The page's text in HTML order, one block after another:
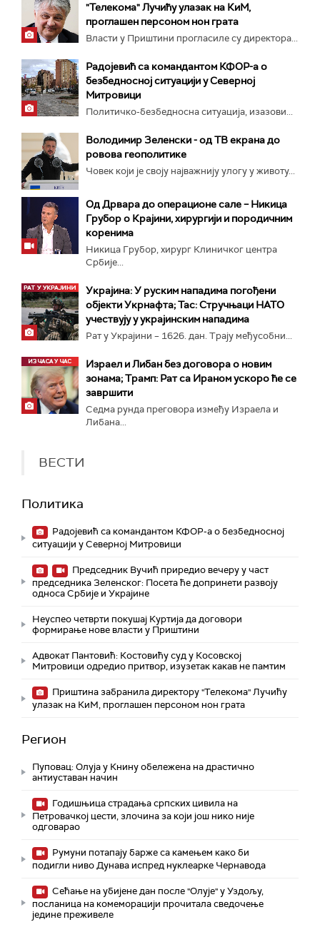
"Телекома" Лучићу улазак на КиМ,
проглашен персоном нон грата
Власти у Приштини прогласиле су директора...
Радојевић са командантом КФОР-а о
безбедносној ситуацији у Северној
Митровици
Политичко-безбедносна ситуација, изазови...
Володимир Зеленски - од ТВ екрана до
ровова геополитике
Човек који је своју најважнију улогу у животу...
Од Дрвара до операционе сале – Никица
Грубор о Крајини, хирургији и породичним
коренима
Никица Грубор, хирург Клиничког центра
Србије...
Украјина: У руским нападима погођени
објекти Укрнафта; Тас: Стручњаци НАТО
учествују у украјинским нападима
Рат у Украјини – 1626. дан. Трају међусобни...
Израел и Либан без договора о новим
зонама; Трамп: Рат са Ираном ускоро ће се
завршити
Седма рунда преговора између Израела и
Либана...
ВЕСТИ
Политика
Радојевић са командантом КФОР-а о безбедносној
ситуацији у Северној Митровици
Председник Вучић приредио вечеру у част
председника Зеленског: Посета ће допринети развоју
односа Србије и Украјине
Неуспео четврти покушај Куртија да договори
формирање нове власти у Приштини
Адвокат Пантовић: Костовићу суд у Косовској
Митровици одредио притвор, изузетак какав не памтим
Приштина забранила директору "Телекома" Лучићу
улазак на КиМ, проглашен персоном нон грата
Регион
Пуповац: Олуја у Книну обележена на драстично
антиуставан начин
Годишњица страдања српских цивила на
Петровачкој цести, злочина за који још нико није
одговарао
Румуни потапају барже са камењем како би
подигли ниво Дунава испред нуклеарке Чернавода
Сећање на убијене дан после "Олује" у Уздољу,
посланица на комеморацији прочитала сведочење
једине преживеле